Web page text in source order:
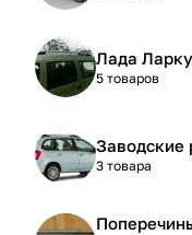
Лада
5 товаров
Заводские
3 товара